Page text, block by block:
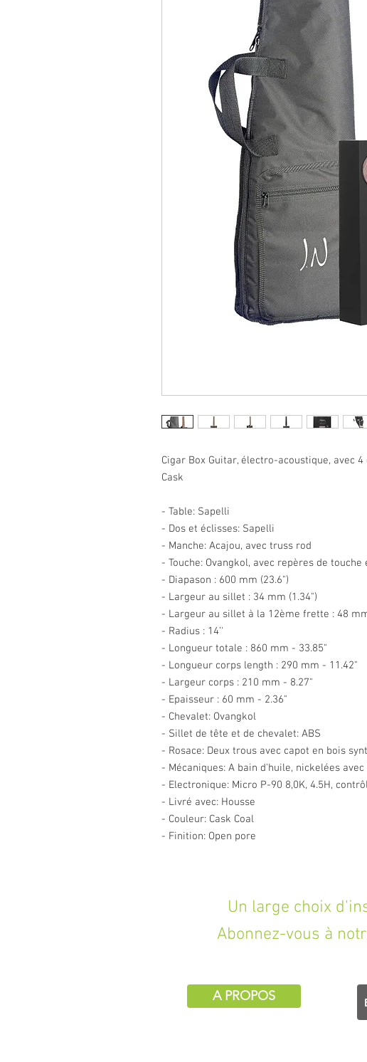
Cigar Box Guitar, électro-acoustique, avec
Cask
- Table: Sapelli
- Dos et éclisses: Sapelli
- Manche: Acajou, avec truss rod
- Touche: Ovangkol, avec repères de touche
- Diapason : 600 mm (23.6")
- Largeur au sillet : 34 mm (1.34")
- Largeur au sillet à la 12ème frette : 48
- Radius : 14’'
- Longueur totale : 860 mm - 33.85"
- Longueur corps length : 290 mm - 11.42"
- Largeur corps : 210 mm - 8.27"
- Epaisseur : 60 mm - 2.36"
- Chevalet: Ovangkol
- Sillet de tête et de chevalet: ABS
- Rosace: Deux trous avec capot en bois
- Mécaniques: A bain d'huile, nickelées
- Electronique: Micro P-90 8,0K, 4.5H,
- Livré avec: Housse
- Couleur: Cask Coal
- Finition: Open pore
Un large choix
Abonnez-vous à
A PROPOS